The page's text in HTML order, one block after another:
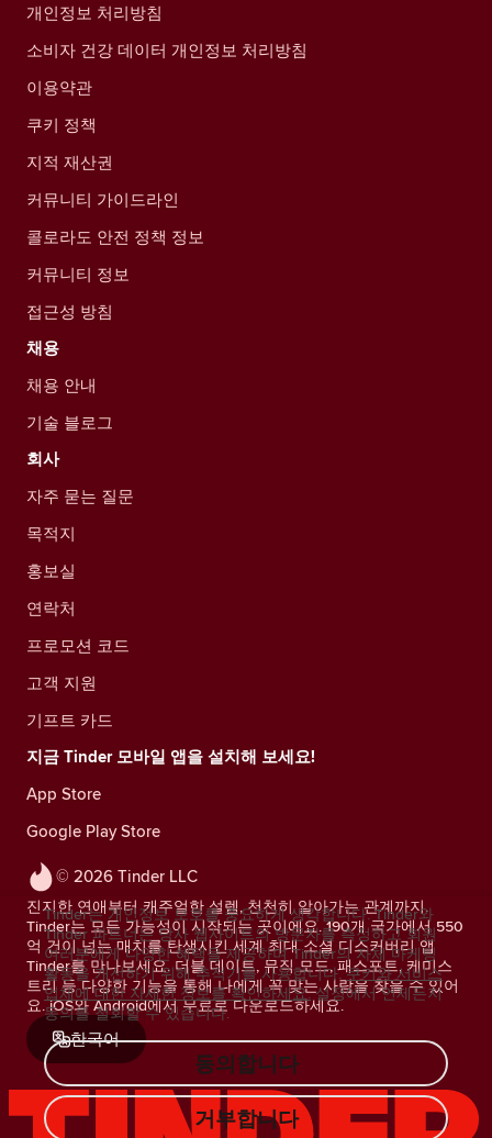
© 2026 Tinder LLC
진지한 연애부터 캐주얼한 설렘, 천천히 알아가는 관계까지.
Tinder는 모든 가능성이 시작되는 곳이에요. 190개 국가에서 550
억 건이 넘는 매치를 탄생시킨 세계 최대 소셜 디스커버리 앱
Tinder를 만나보세요. 더블 데이트, 뮤직 모드, 패스포트, 케미스
트리 등 다양한 기능을 통해 나에게 꼭 맞는 사람을 찾을 수 있어
요. iOS와 Android에서 무료로 다운로드하세요.
한국어
개인정보 처리방침
소비자 건강 데이터 개인정보 처리방침
이용약관
쿠키 정책
지적 재산권
커뮤니티 가이드라인
콜로라도 안전 정책 정보
커뮤니티 정보
접근성 방침
채용
채용 안내
기술 블로그
회사
자주 묻는 질문
목적지
홍보실
연락처
프로모션 코드
고객 지원
기프트 카드
지금 Tinder 모바일 앱을 설치해 보세요!
App Store
Google Play Store
Tinder는 개인정보 보호를 중요하게 생각합니다. Tinder와
Tinder 파트너는 당사 웹사이트의 방문자를 측정하고 회원
여러분에게 다양한 혜택을 제공하며 Tinder의 자체 마케팅
활동을 개선하기 위해 추적기를 사용합니다. 쿠키와 서비스
업체에 대한 자세한 정보를 확인하세요. 설정에서 언제든지
동의를 철회할 수 있습니다.
동의합니다
거부합니다